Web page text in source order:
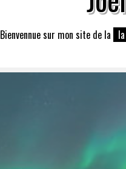
Bienvennue sur mon site de la